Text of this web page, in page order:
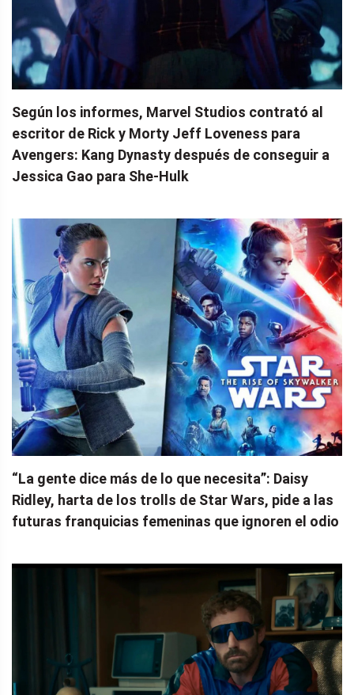
Según los informes, Marvel Studios contrató al
escritor de Rick y Morty Jeff Loveness para
Avengers: Kang Dynasty después de conseguir a
Jessica Gao para She-Hulk
“La gente dice más de lo que necesita”: Daisy
Ridley, harta de los trolls de Star Wars, pide a las
futuras franquicias femeninas que ignoren el odio